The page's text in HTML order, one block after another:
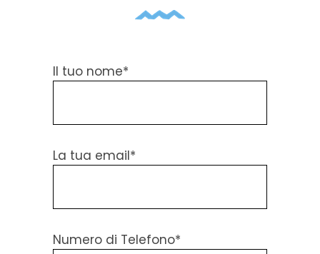
Il tuo nome*
La tua email*
Numero di Telefono*